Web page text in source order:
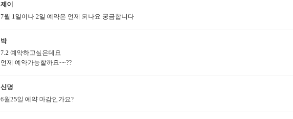
제이
7월 1일이나 2일 예약은 언제 되나요 궁금합니다
박
7.2 예약하고싶은데요
언제 예약가능할까요~~??
신명
6월25일 예약 마감인가요?